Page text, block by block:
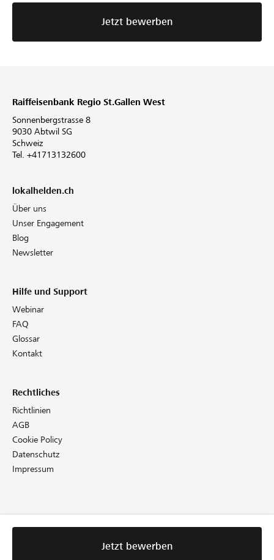
Jetzt bewerben
Jetzt bewerben
Raiffeisenbank Regio St.Gallen West
Sonnenbergstrasse 8
9030 Abtwil SG
Schweiz
Tel. +41713132600
lokalhelden.ch
Über uns
Unser Engagement
Blog
Newsletter
Hilfe und Support
Webinar
FAQ
Glossar
Kontakt
Rechtliches
Richtlinien
AGB
Cookie Policy
Datenschutz
Impressum